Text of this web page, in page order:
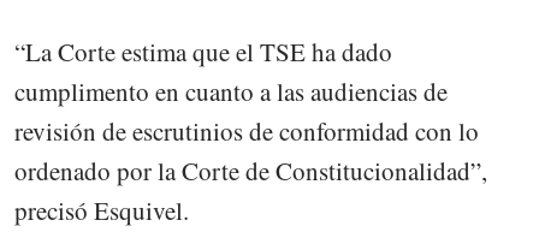
“La Corte estima que el TSE ha dado
cumplimento en cuanto a las audiencias de
revisión de escrutinios de conformidad con lo
ordenado por la Corte de Constitucionalidad”,
precisó Esquivel.